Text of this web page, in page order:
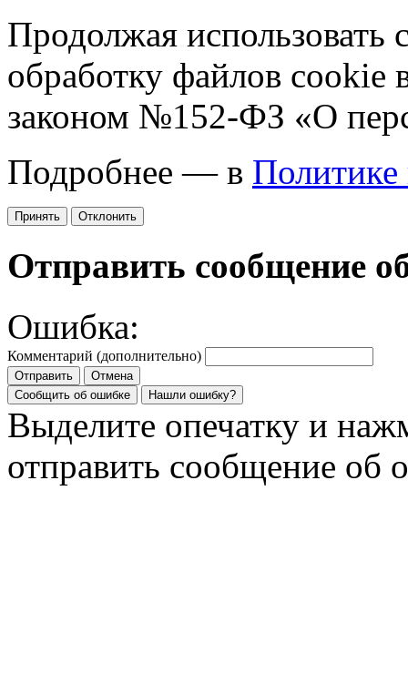
Продолжая использовать
обработку файлов cookie
законом №152-ФЗ «О
Подробнее — в Политике
Принять Отклонить
Отправить сообщение
Ошибка:
Комментарий (дополнительно)
Отправить
Отмена
Сообщить об ошибке
Нашли ошибку?
Выделите опечатку и
отправить сообщение об